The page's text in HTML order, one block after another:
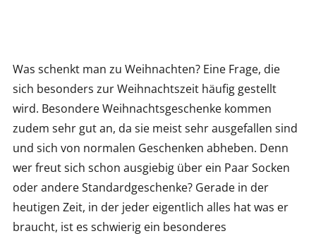
Was schenkt man zu Weihnachten? Eine Frage, die
sich besonders zur Weihnachtszeit häufig gestellt
wird. Besondere Weihnachtsgeschenke kommen
zudem sehr gut an, da sie meist sehr ausgefallen sind
und sich von normalen Geschenken abheben. Denn
wer freut sich schon ausgiebig über ein Paar Socken
oder andere Standardgeschenke? Gerade in der
heutigen Zeit, in der jeder eigentlich alles hat was er
braucht, ist es schwierig ein besonderes